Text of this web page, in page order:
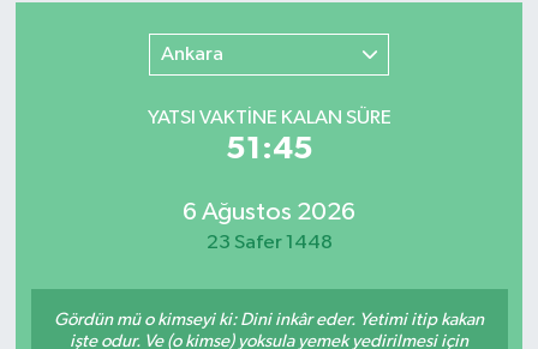
Ankara
YATSI VAKTİNE KALAN SÜRE
51:45
6 Ağustos 2026
23 Safer 1448
Gördün mü o kimseyi ki: Dini inkâr eder. Yetimi itip kakan
işte odur. Ve (o kimse) yoksula yemek yedirilmesi için
Kültür Sanat
Eğitim
Süper Lig Puan Durumu ve Fikstür
Tüm Manşetler
Haber Arşivi